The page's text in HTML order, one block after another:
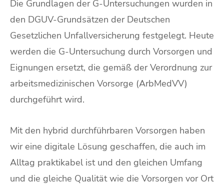
Die Grundlagen der G-Untersuchungen wurden in
den DGUV-Grundsätzen der Deutschen
Gesetzlichen Unfallversicherung festgelegt. Heute
werden die G-Untersuchung durch Vorsorgen und
Eignungen ersetzt, die gemäß der Verordnung zur
arbeitsmedizinischen Vorsorge (ArbMedVV)
durchgeführt wird.
Mit den hybrid durchführbaren Vorsorgen haben
wir eine digitale Lösung geschaffen, die auch im
Alltag praktikabel ist und den gleichen Umfang
und die gleiche Qualität wie die Vorsorgen vor Ort